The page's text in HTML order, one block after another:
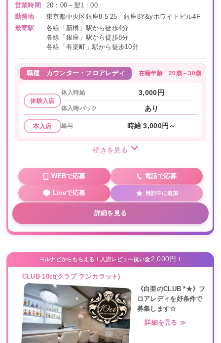
営業時間
20：00～翌1：00
勤務地
東京都中央区銀座8-5-25 銀座8Y&yホワイトビル4F
最寄駅
各線「新橋」駅から徒歩4分
各線「銀座」駅から徒歩8分
各線「有楽町」駅から徒歩10分
職種 カウンター・フロアレディ 在籍年齢20歳～30歳
体験入店
体入時給 3,000円
体入時バック あり
本入店 給与 時給 3,000円～
続きを見る
WEBで応募 電話で応募
Lineで応募 検討中に追加
詳細を見る
ヨルナビからもらえる！入店レビュー祝い金2,000円 ！
CLUB 10ct(クラブ テンカラット)
《白亜のCLUB *★》フ
ロアレディを好条件で
募集します☆
詳細を見る ≫